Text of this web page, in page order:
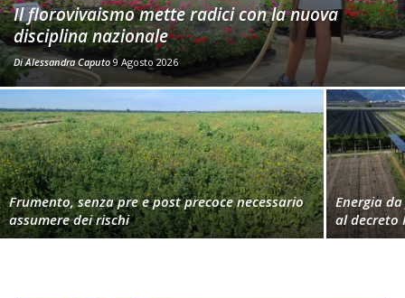
Il florovivaismo mette radici con la nuova
disciplina nazionale
DiAlessandra Caputo 9 Agosto 2026
Frumento, senza pre e post precoce necessario
assumere dei rischi
Energia
al decreto